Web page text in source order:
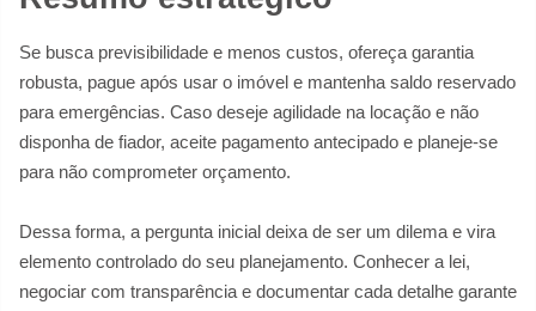
Se busca previsibilidade e menos custos, ofereça garantia
robusta, pague após usar o imóvel e mantenha saldo reservado
para emergências. Caso deseje agilidade na locação e não
disponha de fiador, aceite pagamento antecipado e planeje-se
para não comprometer orçamento.
Dessa forma, a pergunta inicial deixa de ser um dilema e vira
elemento controlado do seu planejamento. Conhecer a lei,
negociar com transparência e documentar cada detalhe garante